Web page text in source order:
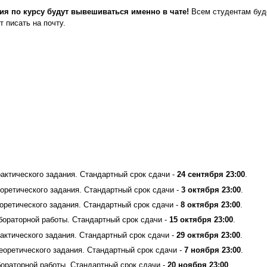
по курсу будут вывешиваться именно в чате! Всем студентам
на почту.
задания. Стандартный срок сдачи - 24 сентября 23:00.
задания. Стандартный срок сдачи - 3 октября 23:00.
задания. Стандартный срок сдачи - 8 октября 23:00.
работы. Стандартный срок сдачи - 15 октября 23:00.
задания. Стандартный срок сдачи - 29 октября 23:00.
задания. Стандартный срок сдачи - 7 ноября 23:00.